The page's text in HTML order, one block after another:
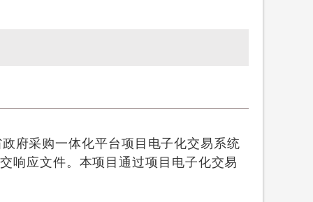
府采购一体化平台项目电子化交易系统
响应文件。 本项目通过项目电子化交易